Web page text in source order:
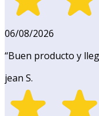
06/08/2026
“Buen producto y
jean S.